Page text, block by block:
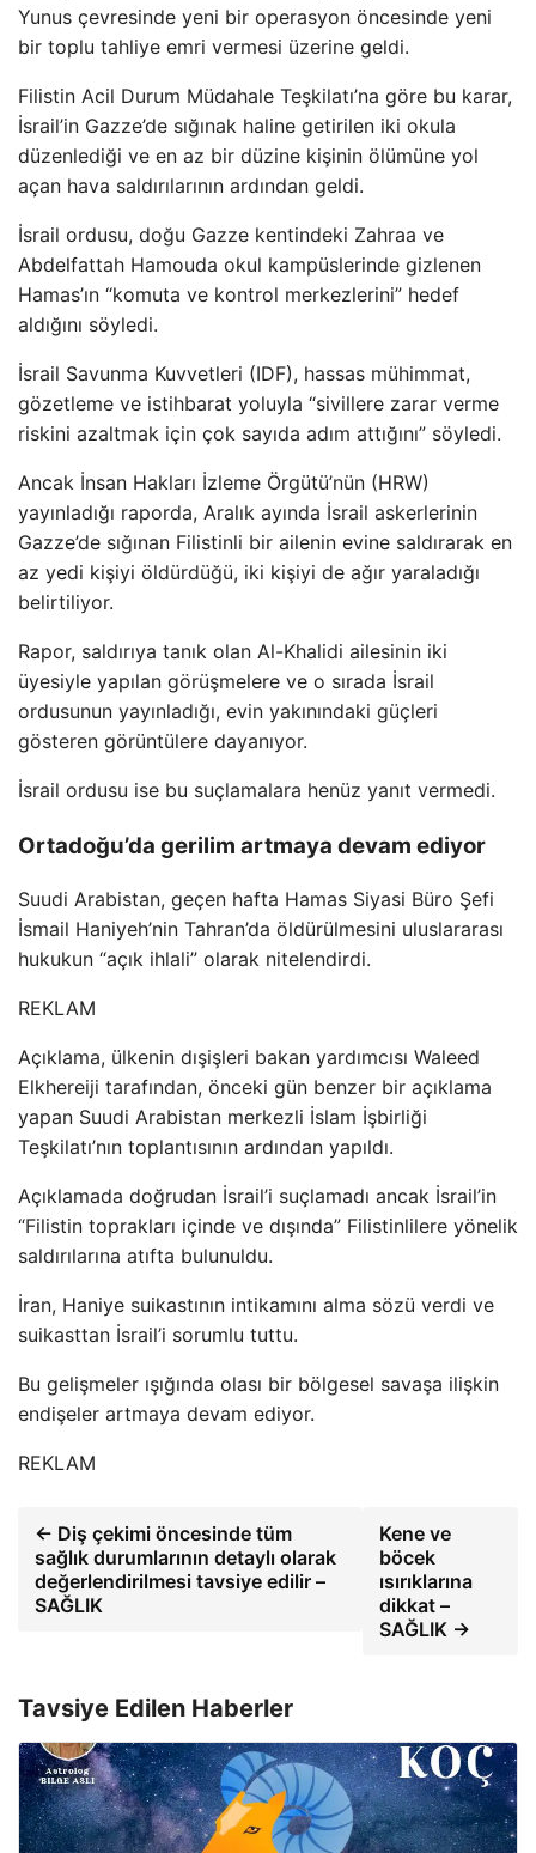
Yunus çevresinde yeni bir operasyon öncesinde yeni
bir toplu tahliye emri vermesi üzerine geldi.
Filistin Acil Durum Müdahale Teşkilatı’na göre bu karar,
İsrail’in Gazze’de sığınak haline getirilen iki okula
düzenlediği ve en az bir düzine kişinin ölümüne yol
açan hava saldırılarının ardından geldi.
İsrail ordusu, doğu Gazze kentindeki Zahraa ve
Abdelfattah Hamouda okul kampüslerinde gizlenen
Hamas’ın “komuta ve kontrol merkezlerini” hedef
aldığını söyledi.
İsrail Savunma Kuvvetleri (IDF), hassas mühimmat,
gözetleme ve istihbarat yoluyla “sivillere zarar verme
riskini azaltmak için çok sayıda adım attığını” söyledi.
Ancak İnsan Hakları İzleme Örgütü’nün (HRW)
yayınladığı raporda, Aralık ayında İsrail askerlerinin
Gazze’de sığınan Filistinli bir ailenin evine saldırarak en
az yedi kişiyi öldürdüğü, iki kişiyi de ağır yaraladığı
belirtiliyor.
Rapor, saldırıya tanık olan Al-Khalidi ailesinin iki
üyesiyle yapılan görüşmelere ve o sırada İsrail
ordusunun yayınladığı, evin yakınındaki güçleri
gösteren görüntülere dayanıyor.
İsrail ordusu ise bu suçlamalara henüz yanıt vermedi.
Ortadoğu’da gerilim artmaya devam ediyor
Suudi Arabistan, geçen hafta Hamas Siyasi Büro Şefi
İsmail Haniyeh’nin Tahran’da öldürülmesini uluslararası
hukukun “açık ihlali” olarak nitelendirdi.
REKLAM
Açıklama, ülkenin dışişleri bakan yardımcısı Waleed
Elkhereiji tarafından, önceki gün benzer bir açıklama
yapan Suudi Arabistan merkezli İslam İşbirliği
Teşkilatı’nın toplantısının ardından yapıldı.
Açıklamada doğrudan İsrail’i suçlamadı ancak İsrail’in
“Filistin toprakları içinde ve dışında” Filistinlilere yönelik
saldırılarına atıfta bulunuldu.
İran, Haniye suikastının intikamını alma sözü verdi ve
suikasttan İsrail’i sorumlu tuttu.
Bu gelişmeler ışığında olası bir bölgesel savaşa ilişkin
endişeler artmaya devam ediyor.
REKLAM
← Diş çekimi öncesinde tüm
sağlık durumlarının detaylı olarak
değerlendirilmesi tavsiye edilir –
SAĞLIK
Kene ve
böcek
ısırıklarına
dikkat –
SAĞLIK →
Tavsiye Edilen Haberler